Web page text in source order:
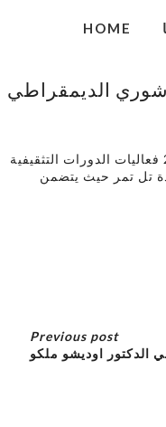
HOME
الديمقراطي
بتوجيه من قيادة فرع سوريا للحزب الاشوري الديمقراطي بدءت يوم الاثنين 28/4/2025 فعاليات الدورات التثقيفية
تل تمر حيث يتضمن
Previous post
الدكتور اوديشو ملكو